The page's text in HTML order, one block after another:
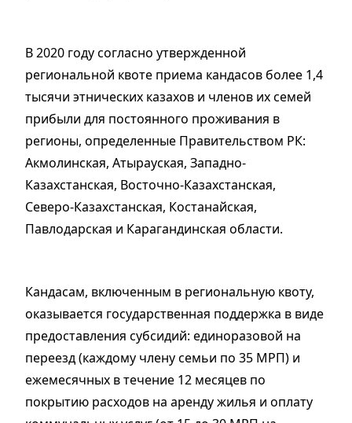
В 2020 году согласно утвержденной
региональной квоте приема кандасов более 1,4
тысячи этнических казахов и членов их семей
прибыли для постоянного проживания в
регионы, определенные Правительством РК:
Акмолинская, Атырауская, Западно-
Казахстанская, Восточно-Казахстанская,
Северо-Казахстанская, Костанайская,
Павлодарская и Карагандинская области.
Кандасам, включенным в региональную квоту,
оказывается государственная поддержка в виде
предоставления субсидий: единоразовой на
переезд (каждому члену семьи по 35 МРП) и
ежемесячных в течение 12 месяцев по
покрытию расходов на аренду жилья и оплату